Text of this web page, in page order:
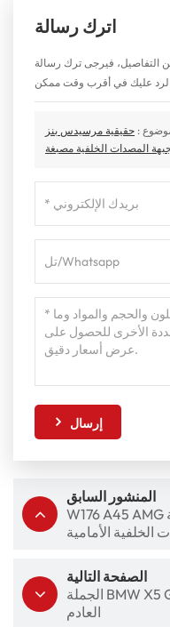
اترك رسالة
من التفاصيل، فيرجى ترك رسالة
: حقيقية مرسيدس بنز GLC X253 الجسم كيت GLC63S AMG
المصدات الخلفية مصبغة
إرسال
المنشور السابق
W176 A45 AMG طقم الجسم لمرسيدس بنز الفئة A -
الخلفية الأمامية
الصفحة التالية
الجملة BMW X5 G05 الوفير كيت مع درابزين مشاعل
العادم